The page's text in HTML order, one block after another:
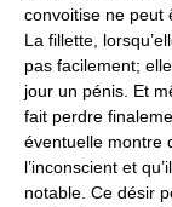
convoitise ne peut
La fillette,
pas facilement;
jour un pénis. Et
fait perdre
éventuelle montre
l’inconscient et
notable. Ce désir